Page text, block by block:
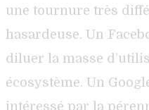
une tournure très
hasardeuse. Un
diluer la masse
écosystème. Un
intéressé par la